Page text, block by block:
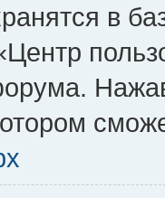
в